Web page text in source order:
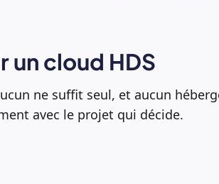
un cloud HDS
ne suffit seul, et aucun
avec le projet qui décide.